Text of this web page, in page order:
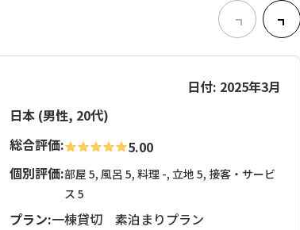
日付: 2025年3月
日本 (男性, 20代)
総合評価:
5.00
個別評価:部屋 5, 風呂 5, 料理 -, 立地 5, 接客・サービ
ス 5
プラン:一棟貸切 素泊まりプラン